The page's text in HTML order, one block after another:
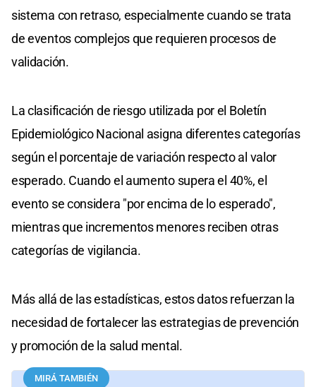
sistema con retraso, especialmente cuando se trata
de eventos complejos que requieren procesos de
validación.
La clasificación de riesgo utilizada por el Boletín
Epidemiológico Nacional asigna diferentes categorías
según el porcentaje de variación respecto al valor
esperado. Cuando el aumento supera el 40%, el
evento se considera "por encima de lo esperado",
mientras que incrementos menores reciben otras
categorías de vigilancia.
Más allá de las estadísticas, estos datos refuerzan la
necesidad de fortalecer las estrategias de prevención
y promoción de la salud mental.
MIRÁ TAMBIÉN